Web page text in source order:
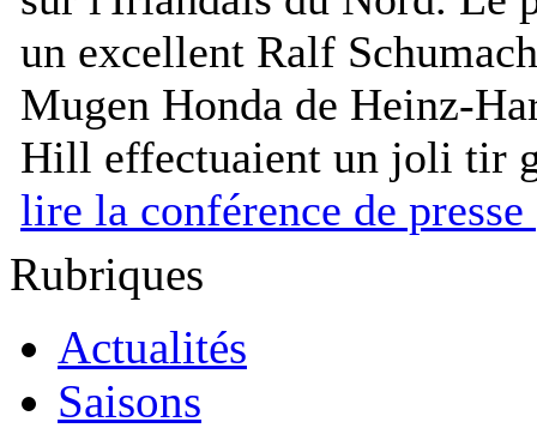
un excellent Ralf
Mugen Honda de Heinz-
Hill effectuaient un joli tir
lire la conférence de
Rubriques
Actualités
Saisons